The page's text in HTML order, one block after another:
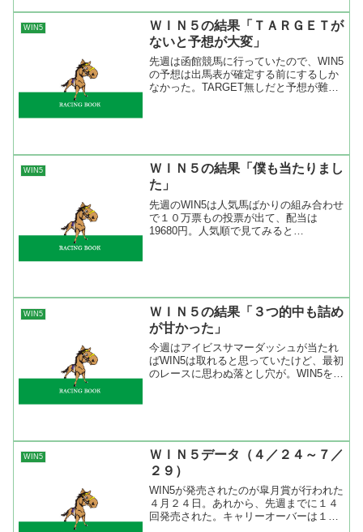
WIN5
ＷＩＮ５の結果「ＴＡＲＧＥＴが
ないと予想が大変」
先週は函館競馬に行っていたので、WIN5
の予想は出馬表が確定する前にするしか
なかった。TARGET無しだと予想が難し
WIN5
ＷＩＮ５の結果「僕も当たりまし
た」
先週のWIN5は人気馬ばかりの組み合わせ
で１０万票もの投票が出て、配当は
19680円。人気順で見てみると
WIN5
ＷＩＮ５の結果「３つ的中も詰め
が甘かった」
今週はアイビスサマーダッシュが当たれ
ばWIN5は取れると思っていたけど、最初
のレースに思わぬ落とし穴が。WIN5を予
WIN5
ＷＩＮ５データ（４／２４～７／
２９）
WIN5が発売されたのが皐月賞が行われた
４月２４日。あれから、先週までに１４
回発売された。キャリーオーバーは１